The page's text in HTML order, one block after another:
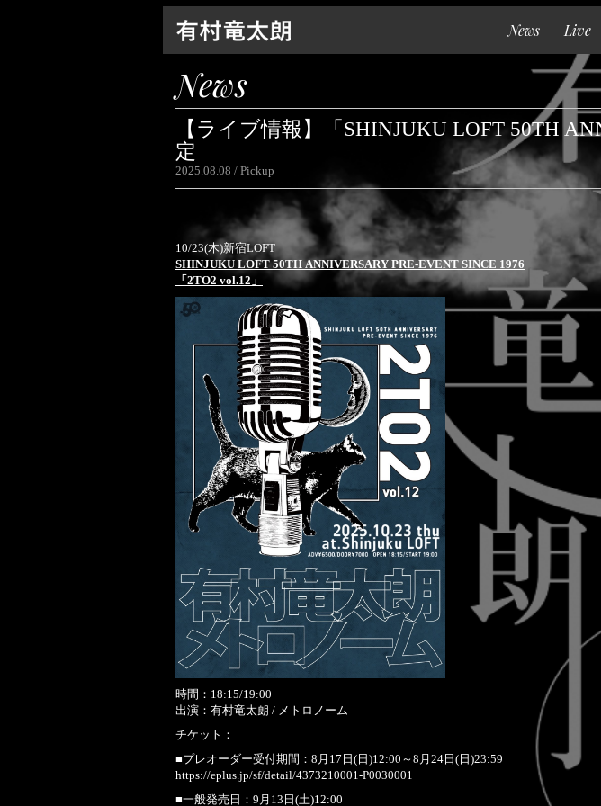
News Live
News
【ライブ情報】「SHINJUKU LOFT 50TH
定
2025.08.08 Pickup
10/23(木)新宿LOFT
SHINJUKU LOFT 50TH ANNIVERSARY PRE-EVENT SINCE 1976
「2TO2 vol.12」
時間：18:15/19:00
出演：有村竜太朗 / メトロノーム
チケット：
■プレオーダー受付期間：8月17日(日)12:00～8月24日(日)23:59
https://eplus.jp/sf/detail/4373210001-P0030001
■一般発売日：9月13日(土)12:00